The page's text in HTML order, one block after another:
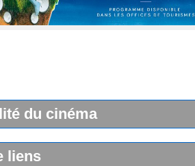
du cinéma
liens